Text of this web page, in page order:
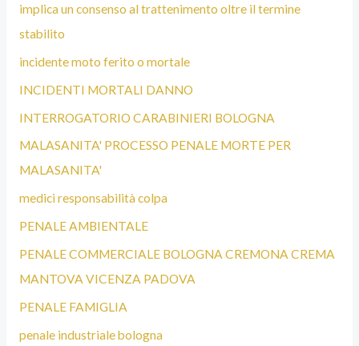
implica un consenso al trattenimento oltre il termine
stabilito
incidente moto ferito o mortale
INCIDENTI MORTALI DANNO
INTERROGATORIO CARABINIERI BOLOGNA
MALASANITA' PROCESSO PENALE MORTE PER
MALASANITA'
medici responsabilità colpa
PENALE AMBIENTALE
PENALE COMMERCIALE BOLOGNA CREMONA CREMA
MANTOVA VICENZA PADOVA
PENALE FAMIGLIA
penale industriale bologna